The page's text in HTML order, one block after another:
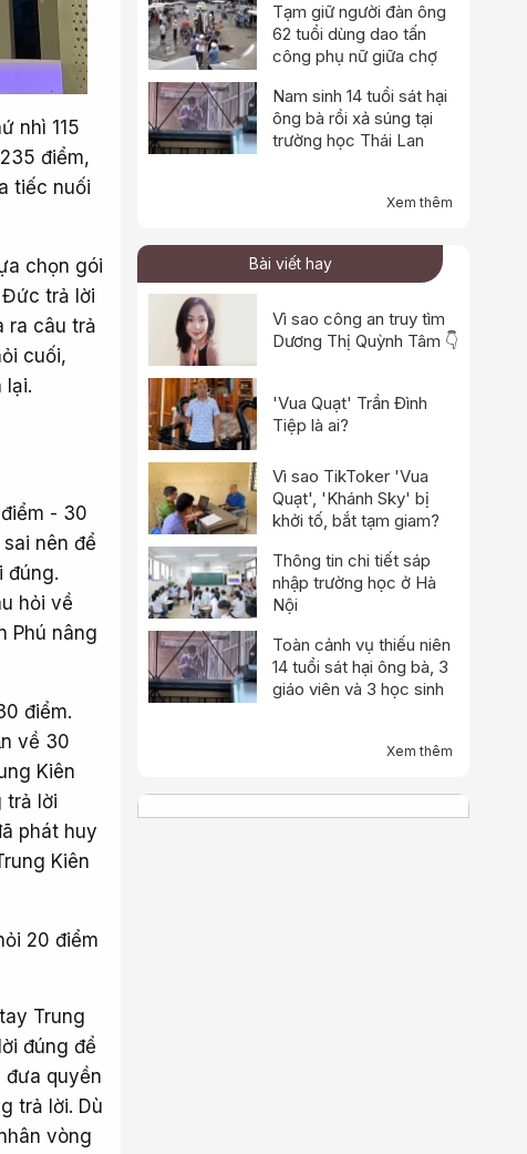
nhì 115
điểm,
tiếc nuối
chọn gói
Đức trả lời
ra câu trả
cuối,
lại.
- 30
nên để
đúng.
hỏi về
Phú nâng
điểm.
về 30
Kiên
trả lời
phát huy
Kiên
20 điểm
Trung
đúng để
đưa quyền
trả lời. Dù
vòng
nào?
Tạm giữ người đàn ông
62 tuổi dùng dao tấn
công phụ nữ giữa chợ
Nam sinh 14 tuổi sát hại
ông bà rồi xả súng tại
trường học Thái Lan
Xem thêm
Bài viết hay
Vì sao công an truy tìm
Dương Thị Quỳnh Tâm 👇
'Vua Quạt' Trần Đình
Tiệp là ai?
Vì sao TikToker 'Vua
Quạt', 'Khánh Sky' bị
khởi tố, bắt tạm giam?
Thông tin chi tiết sáp
nhập trường học ở Hà
Nội
Toàn cảnh vụ thiếu niên
14 tuổi sát hại ông bà, 3
giáo viên và 3 học sinh
Xem thêm